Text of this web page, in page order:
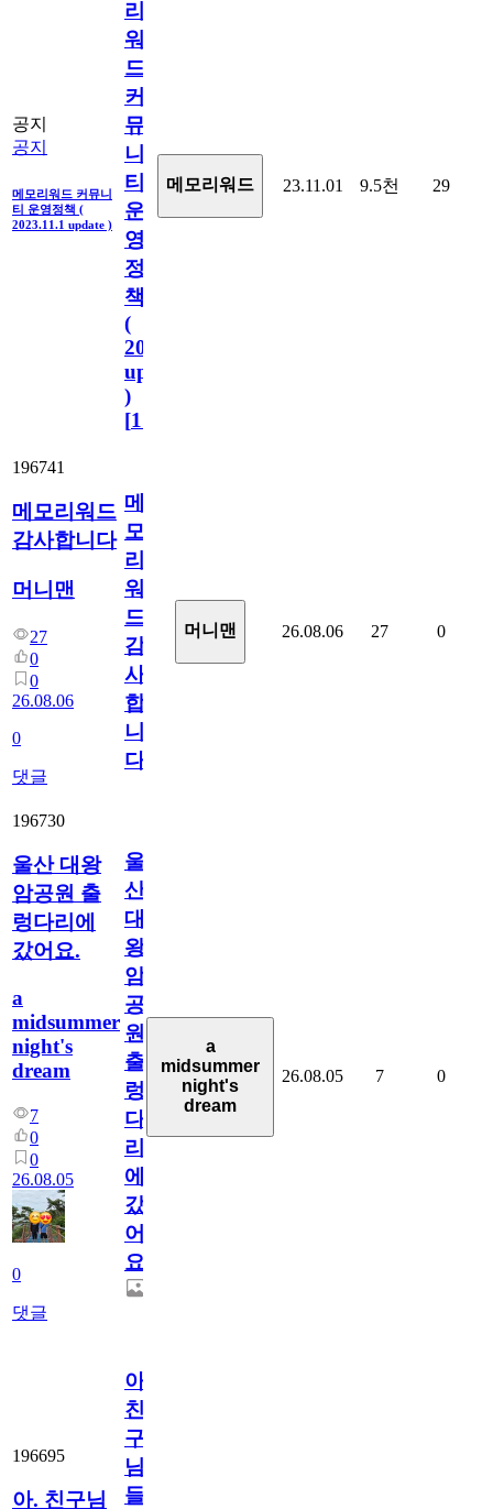
공지
공지
메모리워드 커뮤니
티 운영정책 (
2023.11.1 update )
리
워
드
커
뮤
니
티
운
영
정
책
(
2023.11.1
update
)
[110
메모리워드 23.11.01 9.5천 29
196741
메모리워드
감사합니다
머니맨
27
0
0
26.08.06
0
댓글
메
모
리
워
드
감
사
합
니
다
머니맨 26.08.06 27 0
196730
울산 대왕
암공원 출
렁다리에
갔어요.
a
midsummer
night's
dream
7
0
0
26.08.05
0
댓글
울
산
대
왕
암
공
원
출
렁
다
리
에
갔
어
요.
a
midsummer
night's
dream
26.08.05 7 0
196695
아. 친구님
아.
친
구
님
들.